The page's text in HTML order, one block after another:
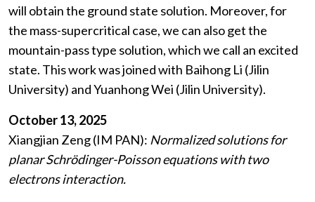
will obtain the ground state solution. Moreover, for
the mass-supercritical case, we can also get the
mountain-pass type solution, which we call an excited
state. This work was joined with Baihong Li (Jilin
University) and Yuanhong Wei (Jilin University).
October 13, 2025
Xiangjian Zeng (IM PAN): Normalized solutions for
planar Schrödinger-Poisson equations with two
electrons interaction.